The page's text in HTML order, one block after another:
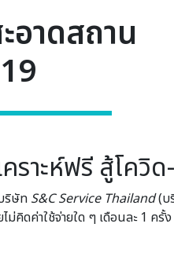
าดสถาน
าะห์ฟรี สู้โควิ
ริษัท S&C Service Thailand(บ
คิดค่าใช้จ่ายใด ๆ เดือนละ 1 ครั้